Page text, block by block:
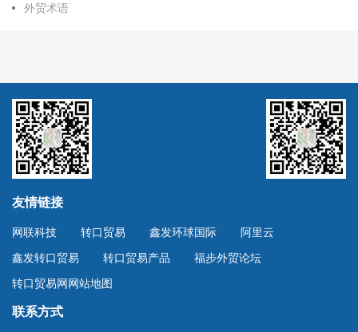
外贸术语
友情链接
网联科技 转口贸易 鑫发环球国际
阿里云
鑫发转口贸易
转口贸易产品
福步外贸论坛
转口贸易网网站地图
联系方式